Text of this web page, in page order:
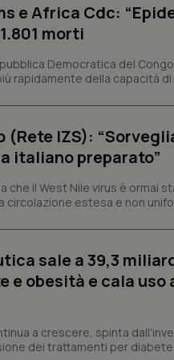
e Africa Cdc:
morti
Democratica del
rapidamente della capacità
(Rete IZS):
italiano preparato”
che il West Nile virus è ormai
estesa e non
sale a 39,3
e obesità e cala
a crescere, spinta
dei trattamenti per
a rendere fruibile il sito
del sito. Il sito web non è in
.youtube.com
CookieScript
www.quotidianosanita.it